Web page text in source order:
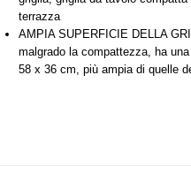
terrazza
AMPIA SUPERFICIE DELLA
malgrado la compattezza, ha
58 x 36 cm, più ampia di quelle